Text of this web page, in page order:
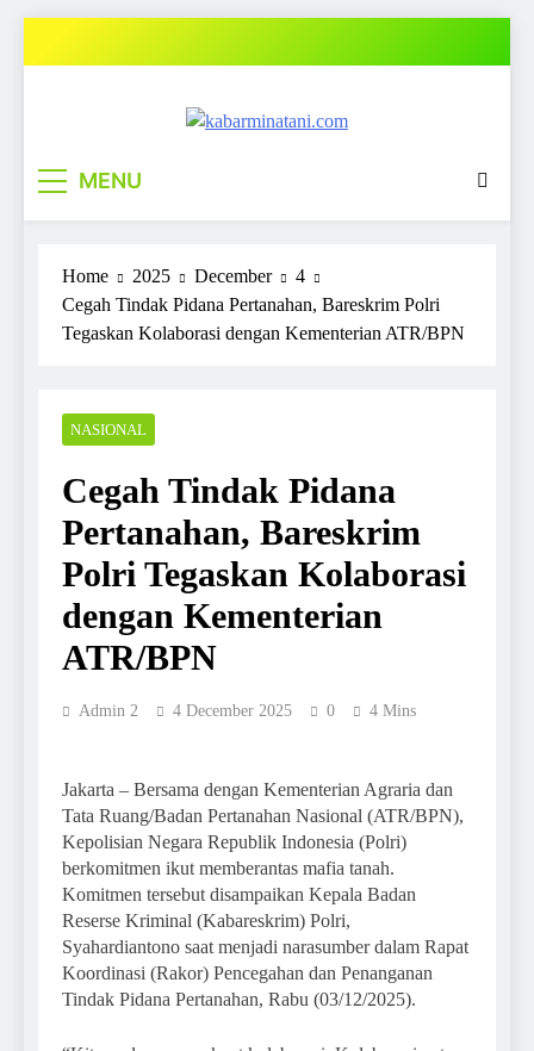
MENU
Home 2025 December
4
Cegah Tindak Pidana Pertanahan, Bareskrim Polri
Tegaskan Kolaborasi dengan Kementerian ATR/BPN
NASIONAL
Cegah Tindak Pidana
Pertanahan, Bareskrim
Polri Tegaskan Kolaborasi
dengan Kementerian
ATR/BPN
Admin 2 4 December 2025 0 4 Mins
Jakarta – Bersama dengan Kementerian Agraria dan
Tata Ruang/Badan Pertanahan Nasional (ATR/BPN),
Kepolisian Negara Republik Indonesia (Polri)
berkomitmen ikut memberantas mafia tanah.
Komitmen tersebut disampaikan Kepala Badan
Reserse Kriminal (Kabareskrim) Polri,
Syahardiantono saat menjadi narasumber dalam Rapat
Koordinasi (Rakor) Pencegahan dan Penanganan
Tindak Pidana Pertanahan, Rabu (03/12/2025).